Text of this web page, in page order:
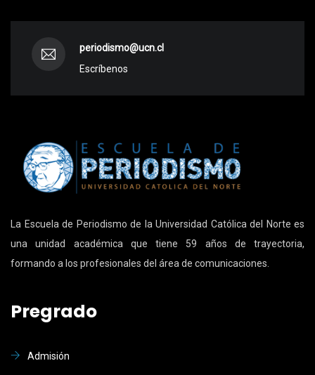
periodismo@ucn.cl
Escríbenos
La Escuela de Periodismo de la Universidad Católica del Norte es
una unidad académica que tiene 59 años de trayectoria,
formando a los profesionales del área de comunicaciones.
Pregrado
Admisión